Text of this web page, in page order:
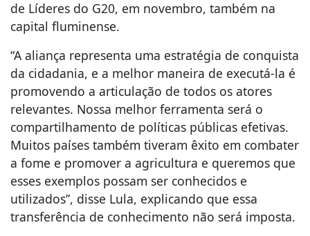
de Líderes do G20, em novembro, também na
capital fluminense.
“A aliança representa uma estratégia de conquista
da cidadania, e a melhor maneira de executá-la é
promovendo a articulação de todos os atores
relevantes. Nossa melhor ferramenta será o
compartilhamento de políticas públicas efetivas.
Muitos países também tiveram êxito em combater
a fome e promover a agricultura e queremos que
esses exemplos possam ser conhecidos e
utilizados”, disse Lula, explicando que essa
transferência de conhecimento não será imposta.